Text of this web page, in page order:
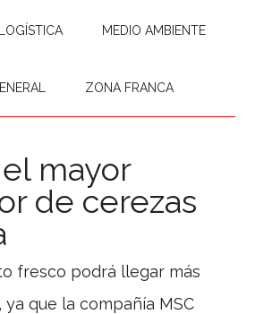
MEDIO AMBIENTE
ZONA FRANCA
mayor
de cerezas
fresco podrá llegar más
que la compañía MSC